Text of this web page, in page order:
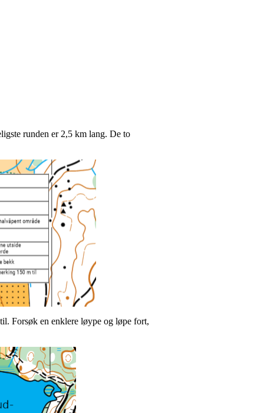
runden er 2,5 km lang. De to
Forsøk en enklere løype og løpe fort,